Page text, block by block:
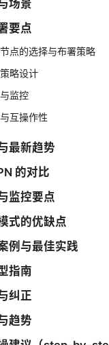
场景
要点
点的选择与布署策略
略设计
监控
互操作性
最新趋势
的对比
监控要点
式的优缺点
例与最佳实践
指南
纠正
趋势